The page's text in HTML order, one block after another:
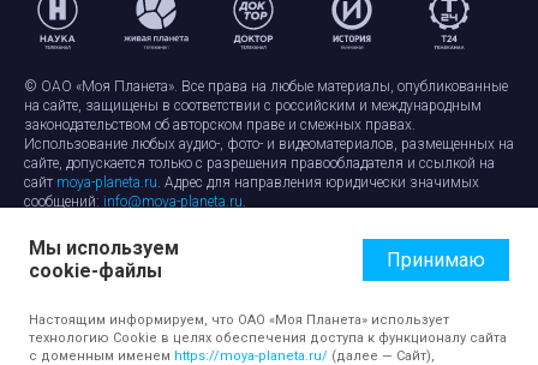
© ОАО «Моя Планета». Все права на любые материалы, опубликованные
на сайте, защищены в соответствии с российским и международным
законодательством об авторском праве и смежных правах.
Использование любых аудио-, фото- и видеоматериалов, размещенных на
сайте, допускается только с разрешения правообладателя и ссылкой на
сайт moya-planeta.ru. Адрес для направления юридически значимых
сообщений: info@moya-planeta.ru.
Правила сайтаРабота с cookie-файлами
Защита персональных данных
Обработка персональных данных
Мы используем
cookie-файлы
Принимаю
Настоящим информируем, что ОАО «Моя Планета» использует
технологию Cookie в целях обеспечения доступа к функционалу сайта
с доменным именем https://moya-planeta.ru/ (далее — Сайт),